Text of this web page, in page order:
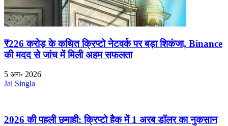
₹226 करोड़ के कथित क्रिप्टो नेटवर्क पर बड़ा शिकंजा, Binance
की मदद से जांच में मिली अहम सफलता
5 अग॰ 2026
Jai Singla
2026 की पहली छमाही: क्रिप्टो हैक में 1 अरब डॉलर का नुकसान